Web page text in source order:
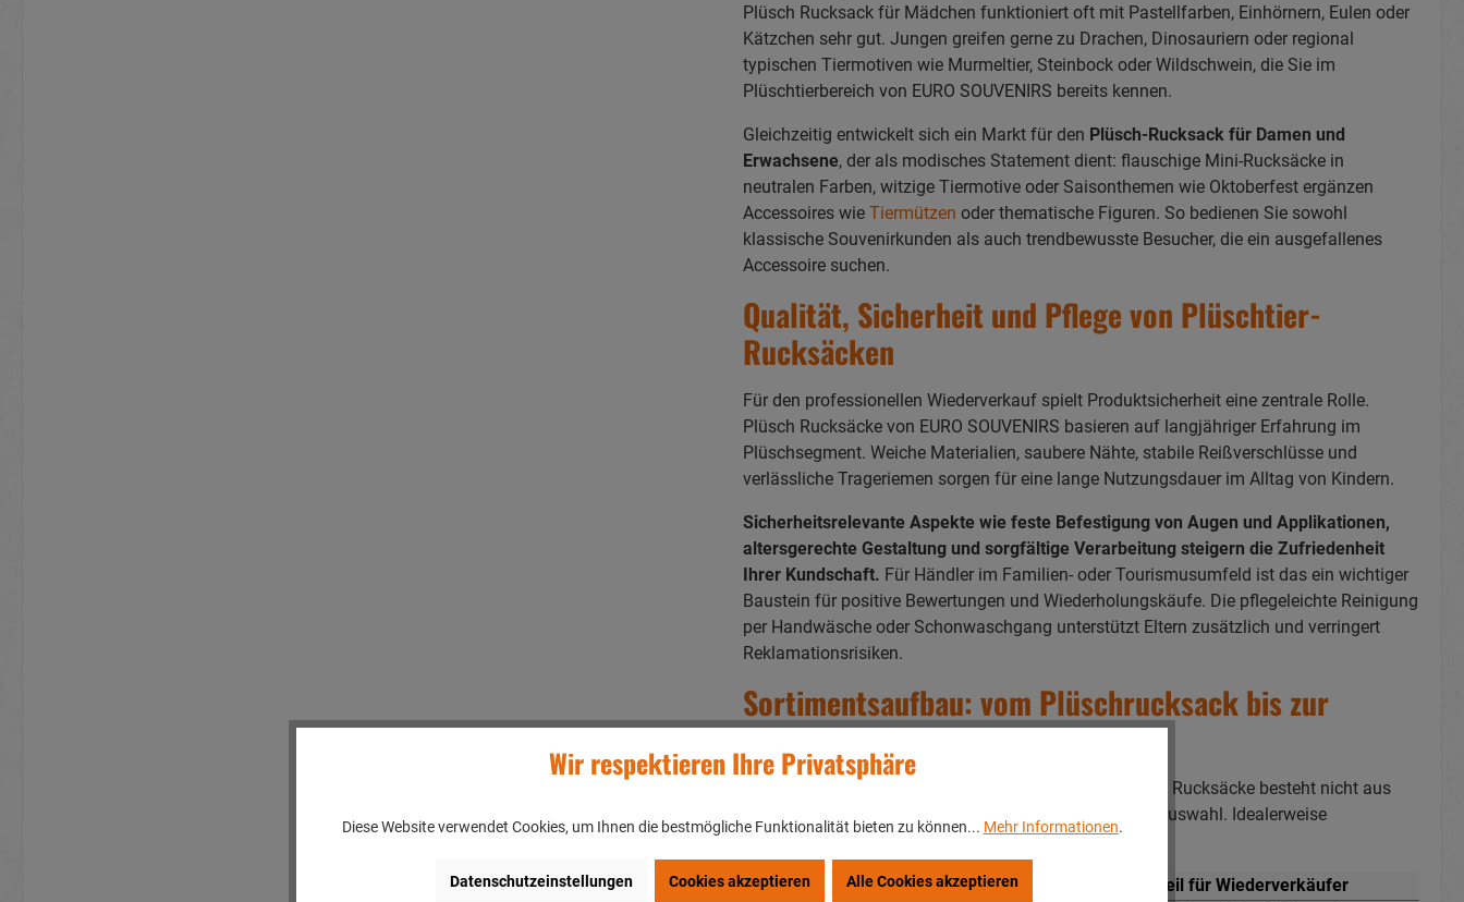
Plüsch Rucksack für Mädchen funktioniert oft mit Pastellfarben, Einhörnern, Eulen oder
Kätzchen sehr gut. Jungen greifen gerne zu Drachen, Dinosauriern oder regional
typischen Tiermotiven wie Murmeltier, Steinbock oder Wildschwein, die Sie im
Plüschtierbereich von EURO SOUVENIRS bereits kennen.
Gleichzeitig entwickelt sich ein Markt für den Plüsch-Rucksack für Damen und
Erwachsene, der als modisches Statement dient: flauschige Mini-Rucksäcke in
neutralen Farben, witzige Tiermotive oder Saisonthemen wie Oktoberfest ergänzen
Accessoires wie Tiermützen oder thematische Figuren. So bedienen Sie sowohl
klassische Souvenirkunden als auch trendbewusste Besucher, die ein ausgefallenes
Accessoire suchen.
Qualität, Sicherheit und Pflege von Plüschtier-
Rucksäcken
Für den professionellen Wiederverkauf spielt Produktsicherheit eine zentrale Rolle.
Plüsch Rucksäcke von EURO SOUVENIRS basieren auf langjähriger Erfahrung im
Plüschsegment. Weiche Materialien, saubere Nähte, stabile Reißverschlüsse und
verlässliche Trageriemen sorgen für eine lange Nutzungsdauer im Alltag von Kindern.
Sicherheitsrelevante Aspekte wie feste Befestigung von Augen und Applikationen,
altersgerechte Gestaltung und sorgfältige Verarbeitung steigern die Zufriedenheit
Ihrer Kundschaft. Für Händler im Familien- oder Tourismusumfeld ist das ein wichtiger
Baustein für positive Bewertungen und Wiederholungskäufe. Die pflegeleichte Reinigung
per Handwäsche oder Schonwaschgang unterstützt Eltern zusätzlich und verringert
Reklamationsrisiken.
Sortimentsaufbau: vom Plüschrucksack bis zur
Plüsch Tasche
Ein erfolgreicher Kategorieschwerpunkt rund um Plüsch Rucksäcke besteht nicht aus
einem Einzelprodukt, sondern aus einer durchdachten Auswahl. Idealerweise
kombinieren Sie unterschiedliche Varianten:
Produktart Einsatz im Shop
Vorteil für Wiederverkäufer
Wir respektieren Ihre Privatsphäre
Diese Website verwendet Cookies, um Ihnen die bestmögliche Funktionalität bieten zu können... Mehr Informationen.
Datenschutzeinstellungen Cookies akzeptieren Alle Cookies akzeptieren